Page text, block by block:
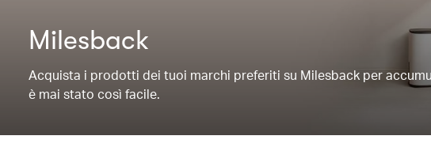
Milesback
Acquista i prodotti dei tuoi marchi preferiti su Milesback per
è mai stato così facile.